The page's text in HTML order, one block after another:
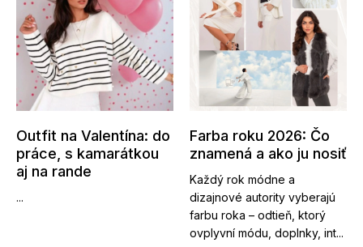
Outfit na Valentína: do
práce, s kamarátkou
aj na rande
...
Farba roku 2026: Čo
znamená a ako ju nosiť
Každý rok módne a
dizajnové autority vyberajú
farbu roka – odtieň, ktorý
ovplyvní módu, doplnky, int...